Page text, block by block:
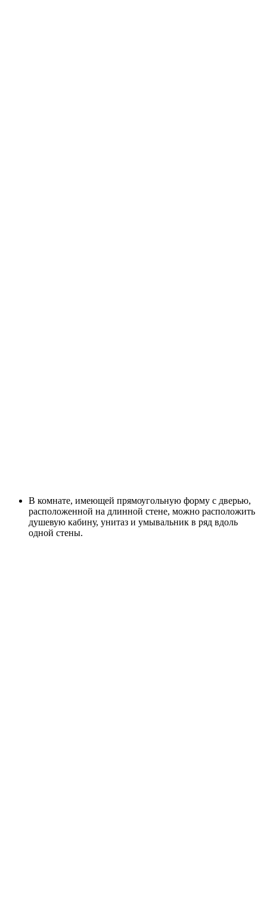
В комнате, имеющей прямоугольную форму с дверью,
расположенной на длинной стене, можно расположить
душевую кабину, унитаз и умывальник в ряд вдоль
одной стены.